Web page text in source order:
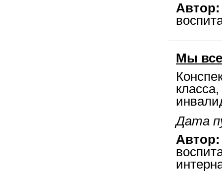
Автор:
Мы
Дата
Автор: